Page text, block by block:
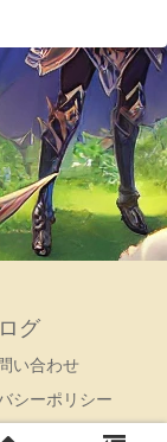
グ
い合わせ
シーポリシー